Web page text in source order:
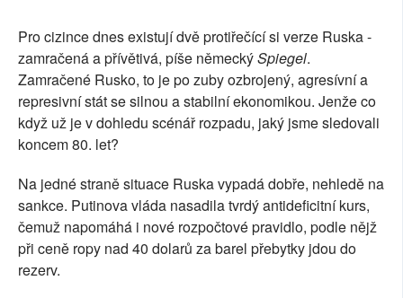
Pro cizince dnes existují dvě protiřečící si verze Ruska -
zamračená a přívětivá, píše německýSpiegel.
Zamračené Rusko, to je po zuby ozbrojený, agresívní a
represivní stát se silnou a stabilní ekonomikou. Jenže co
když už je v dohledu scénář rozpadu, jaký jsme sledovali
koncem 80. let?
Na jedné straně situace Ruska vypadá dobře, nehledě na
sankce. Putinova vláda nasadila tvrdý antideficitní kurs,
čemuž napomáhá i nové rozpočtové pravidlo, podle nějž
při ceně ropy nad 40 dolarů za barel přebytky jdou do
rezerv.